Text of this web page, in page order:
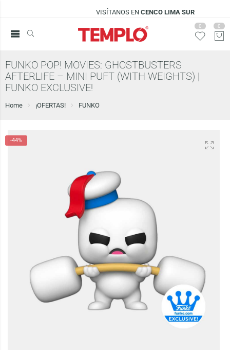
VISÍTANOS ENCENCO LIMA SUR
0 0
FUNKO POP! MOVIES: GHOSTBUSTERS
AFTERLIFE – MINI PUFT (WITH WEIGHTS) |
FUNKO EXCLUSIVE!
Home ¡OFERTAS! FUNKO
-44%